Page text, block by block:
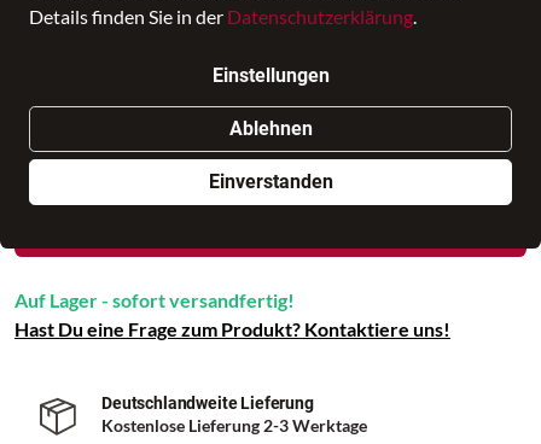
Details finden Sie in der Datenschutzerklärung.
Einstellungen
Ablehnen
Einverstanden
Verkauf durchenno hinrichsin BAGMONDO
Nur noch weniger als 3 Artikel im Geschäft vorhanden.
In den Warenkorb
Auf Lager - sofort versandfertig!
Hast Du eine Frage zum Produkt? Kontaktiere uns!
Deutschlandweite Lieferung
Kostenlose Lieferung 2-3 Werktage